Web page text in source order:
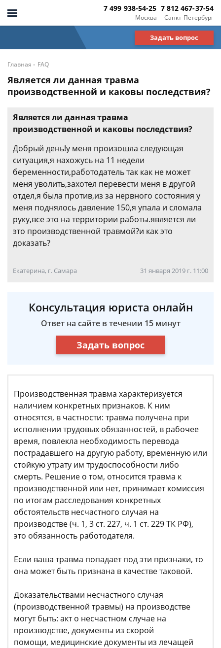
Москва
7 499 938-54-25
Санкт-Петербург
7 812 467-37-54
Задать вопрос
Главная - FAQ
Является ли данная травма
производственной и каковы последствия?
Является ли данная травма
производственной и каковы последствия?
Добрый день!у меня произошла следующая
ситуация,я нахожусь на 11 недели
беременности,работодатель так как не может
меня уволить,захотел перевести меня в другой
отдел,я была против,из за нервного состояния у
меня поднялось давление 150,я упала и сломала
руку,все это на территории работы.является ли
это производственной травмой?и как это
доказать?
Екатерина, г. Самара 31 января 2019 г. 11:00
Консультация юриста онлайн
Ответ на сайте в течении 15 минут
Задать вопрос
Производственная травма характеризуется
наличием конкретных признаков. К ним
относятся, в частности: травма получена при
исполнении трудовых обязанностей, в рабочее
время, повлекла необходимость перевода
пострадавшего на другую работу, временную или
стойкую утрату им трудоспособности либо
смерть. Решение о том, относится травма к
производственной или нет, принимает комиссия
по итогам расследования конкретных
обстоятельств несчастного случая на
производстве (ч. 1, 3 ст. 227, ч. 1 ст. 229 ТК РФ),
это обязанность работодателя.
Если ваша травма попадает под эти признаки, то
она может быть признана в качестве таковой.
Доказательствами несчастного случая
(производственной травмы) на производстве
могут быть: акт о несчастном случае на
производстве, документы из скорой
помощи, медицинские документы из лечащей